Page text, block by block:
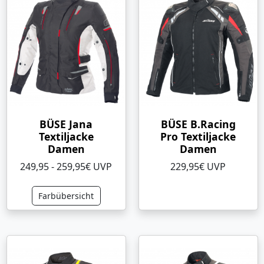
BÜSE Jana
Textiljacke
Damen
249,95 - 259,95€ UVP
Farbübersicht
BÜSE B.Racing
Pro Textiljacke
Damen
229,95€ UVP